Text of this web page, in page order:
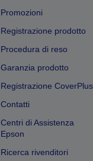
Promozioni
Registrazione prodotto
Procedura di reso
Garanzia prodotto
Registrazione CoverPlus
Contatti
Centri di Assistenza
Epson
Ricerca rivenditori